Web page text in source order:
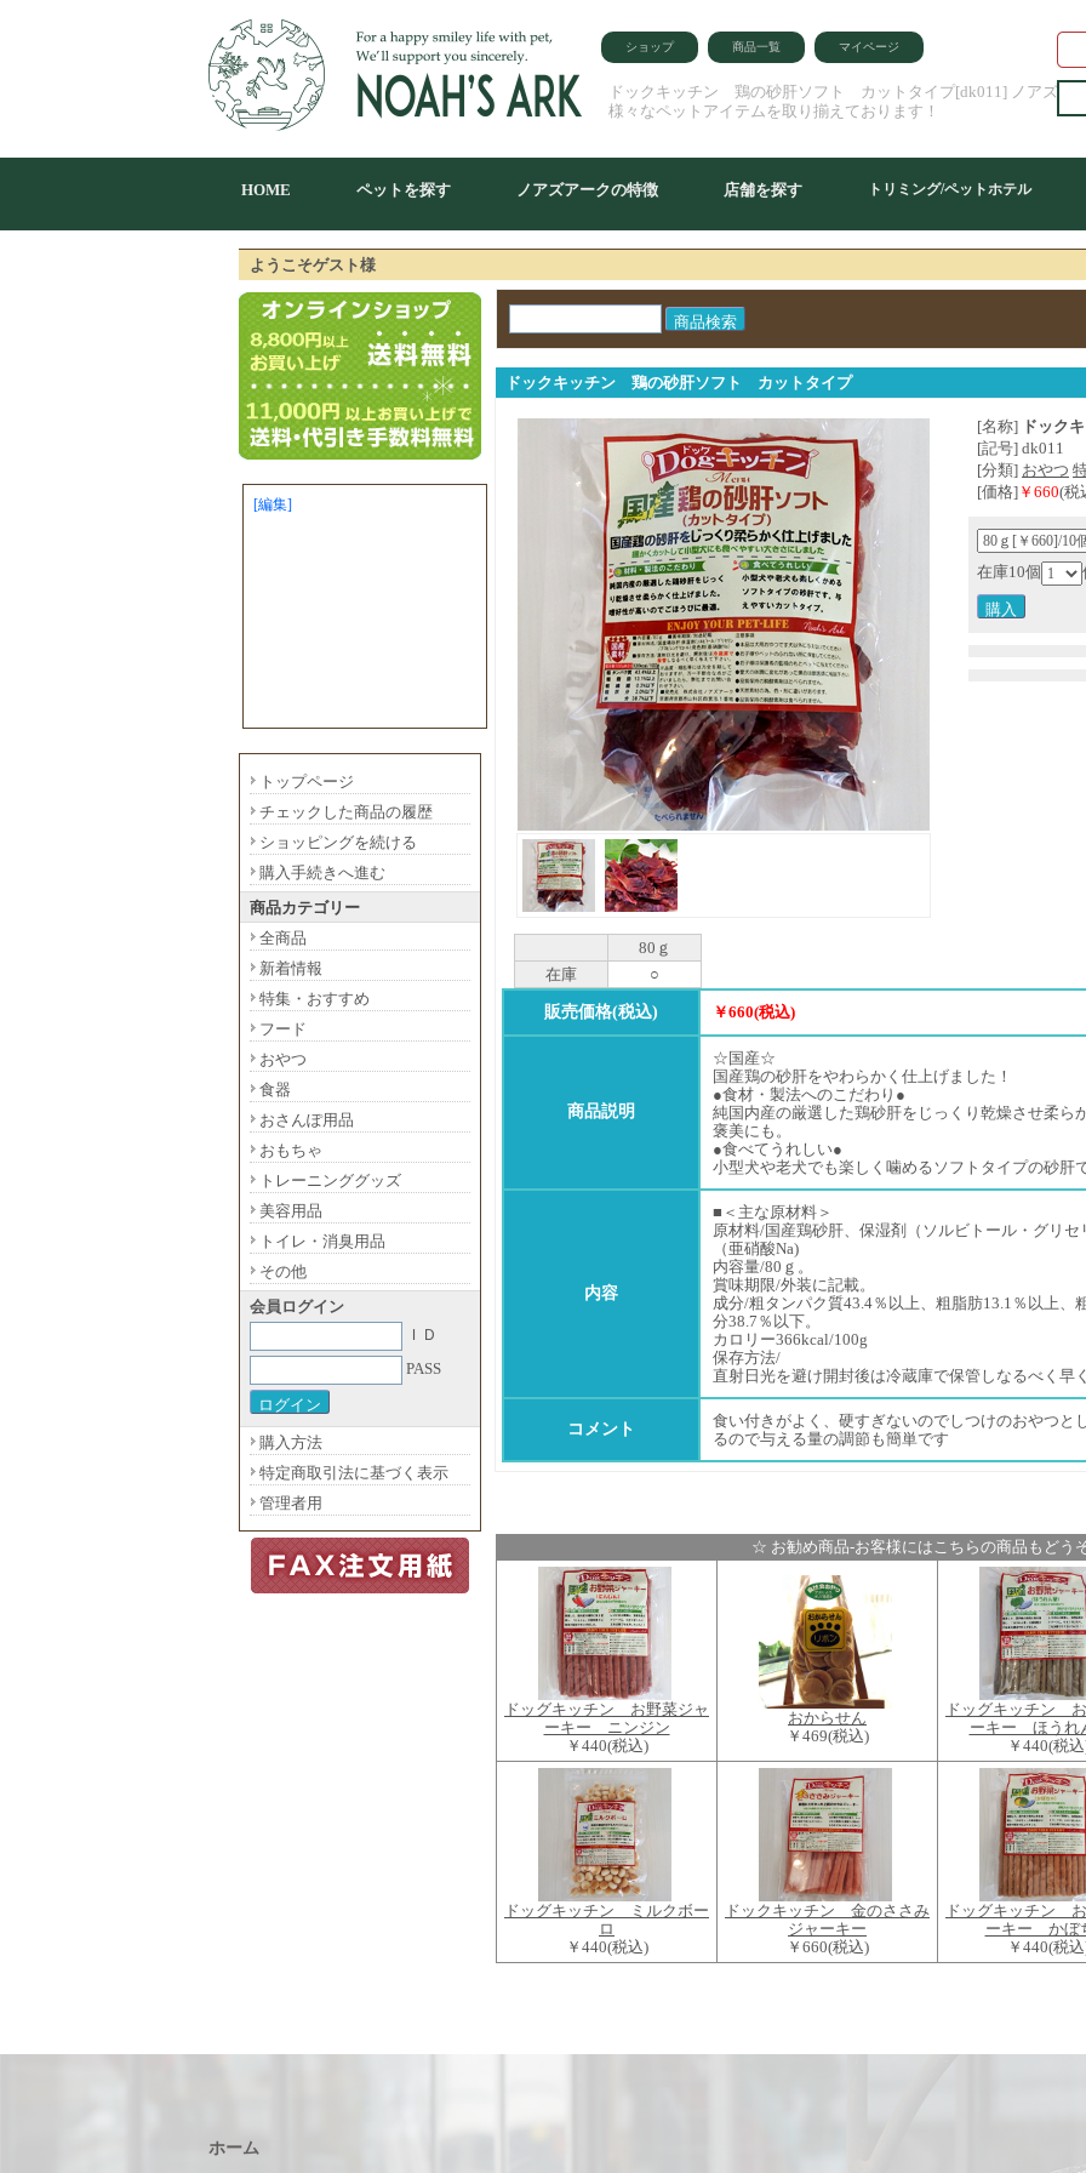
ショップ 商品一覧 マイページ
ドックキッチン 鶏の砂肝ソフト カットタイプ[dk011] ノアズア
様々なペットアイテムを取り揃えております！
HOME ペットを探す ノアズアークの特徴 店舗を探す トリミング/ペットホテル
ようこそゲスト様
ドックキッチン 鶏の砂肝ソフト カットタイプ
[名称] ドック
[記号] dk011
[分類] おやつ
[価格] ￥660(税
在庫10個
80ｇ
在庫
○
販売価格(税込) ￥660(税込)
商品説明
☆国産☆
国産鶏の砂肝をやわらかく仕上げました！
●食材・製法へのこだわり●
純国内産の厳選した鶏砂肝をじっくり乾燥させ柔ら
褒美にも。
●食べてうれしい●
小型犬や老犬でも楽しく噛めるソフトタイプの砂肝
内容
■＜主な原材料＞
原材料/国産鶏砂肝、保湿剤（ソルビトール・グリ
（亜硝酸Na)
内容量/80ｇ。
賞味期限/外装に記載。
成分/粗タンパク質43.4％以上、粗脂肪13.1％以上、
分38.7％以下。
カロリー366kcal/100g
保存方法/
直射日光を避け開封後は冷蔵庫で保管しなるべく早
コメント
食い付きがよく、硬すぎないのでしつけのおやつと
るので与える量の調節も簡単です
☆ お勧め商品-お客様にはこちらの商品もどう
ドッグキッチン お野菜ジャ
ーキー ニンジン
￥440(税込)
おからせん
￥469(税込)
ドッグキッチン
ーキー ほうれ
￥440(税
ドッグキッチン ミルクボー
ロ
￥440(税込)
ドックキッチン 金のささみ
ジャーキー
￥660(税込)
ドッグキッチン
ーキー かぼ
￥440(税
トップページ
チェックした商品の履歴
ショッピングを続ける
購入手続きへ進む
商品カテゴリー
全商品
新着情報
特集・おすすめ
フード
おやつ
食器
おさんぽ用品
おもちゃ
トレーニンググッズ
美容用品
トイレ・消臭用品
その他
会員ログイン
ＩＤ
PASS
購入方法
特定商取引法に基づく表示
管理者用
ホーム